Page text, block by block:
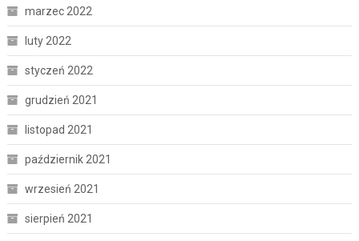
marzec 2022
luty 2022
styczeń 2022
grudzień 2021
listopad 2021
październik 2021
wrzesień 2021
sierpień 2021